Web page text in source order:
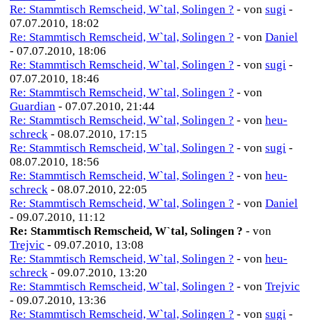
Re: Stammtisch Remscheid, W`tal, Solingen ? - von sugi -
07.07.2010, 18:02
Re: Stammtisch Remscheid, W`tal, Solingen ? - von Daniel
- 07.07.2010, 18:06
Re: Stammtisch Remscheid, W`tal, Solingen ? - von sugi -
07.07.2010, 18:46
Re: Stammtisch Remscheid, W`tal, Solingen ? - von
Guardian - 07.07.2010, 21:44
Re: Stammtisch Remscheid, W`tal, Solingen ? - von heu-
schreck - 08.07.2010, 17:15
Re: Stammtisch Remscheid, W`tal, Solingen ? - von sugi -
08.07.2010, 18:56
Re: Stammtisch Remscheid, W`tal, Solingen ? - von heu-
schreck - 08.07.2010, 22:05
Re: Stammtisch Remscheid, W`tal, Solingen ? - von Daniel
- 09.07.2010, 11:12
Re: Stammtisch Remscheid, W`tal, Solingen ? - von
Trejvic - 09.07.2010, 13:08
Re: Stammtisch Remscheid, W`tal, Solingen ? - von heu-
schreck - 09.07.2010, 13:20
Re: Stammtisch Remscheid, W`tal, Solingen ? - von Trejvic
- 09.07.2010, 13:36
Re: Stammtisch Remscheid, W`tal, Solingen ? - von sugi -